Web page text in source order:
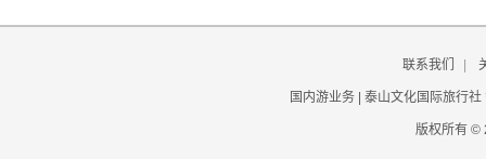
联系我们
国内游业务 | 泰山文化国际旅行社
版权所有 ©